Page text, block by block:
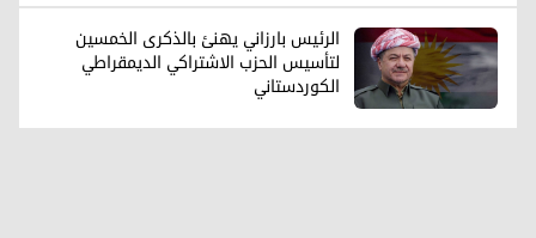
الرئيس بارزاني يهنئ بالذكرى الخمسين
لتأسيس الحزب الاشتراکي الديمقراطي
الكوردستاني